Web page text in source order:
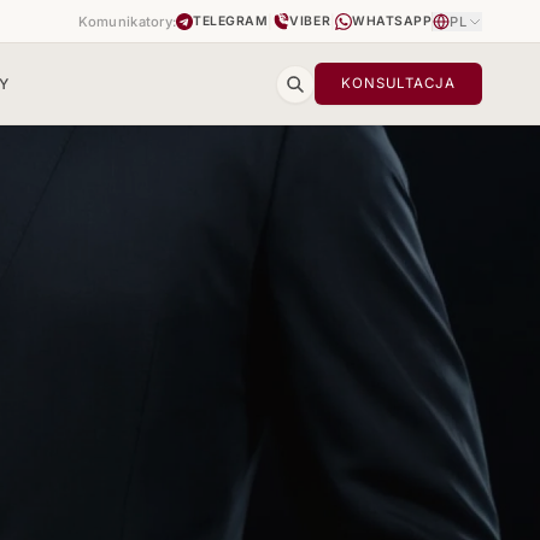
Komunikatory: TELEGRAM VIBER | WHATSAPP PL
KONSULTACJA